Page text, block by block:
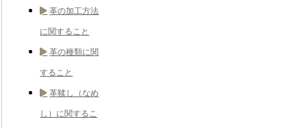
革の加工方法
に関すること
革の種類に関
すること
革鞣し（なめ
し）に関するこ